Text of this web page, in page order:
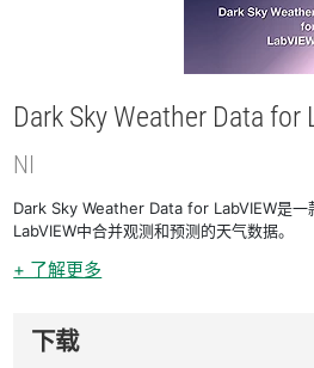
Dark Sky Weather Data for
NI
Dark Sky Weather Data for LabVIEW是一
LabVIEW中合并观测和预测的天气数据。
+ 了解更多
下载